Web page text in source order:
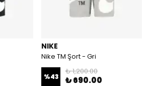
NIKE
Nike TM Şort - Gri
%43
₺ 1,200.00
₺ 690.00